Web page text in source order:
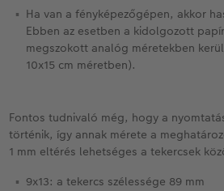
Ha van a fényképezőgépen, akkor
Ebben az esetben a kidolgozott
megszokott analóg méretekben
10x15 cm méretben).
Fontos tudnivaló még, hogy a
történik, így annak mérete a
1 mm eltérés lehetséges a tekercsek
9x13: a tekercs szélessége 89 mm